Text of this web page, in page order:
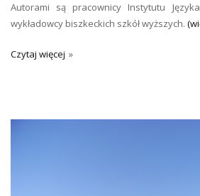
Autorami są pracownicy Instytutu
wykładowcy biszkeckich szkół wyższych.
Czytaj więcej